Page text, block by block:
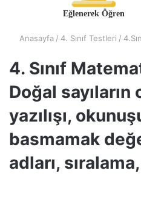
Eğlenerek Öğren
Anasayfa / 4. Sınıf Testleri /
4. Sınıf
Doğal sayıların
yazılışı,
basmamak
adları,